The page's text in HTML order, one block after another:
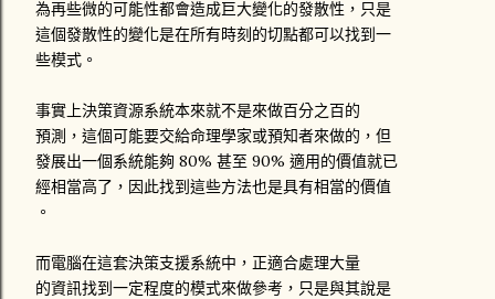
為再些微的可能性都會造成巨大變化的發散性，只是
這個發散性的變化是在所有時刻的切點都可以找到一
些模式。
事實上決策資源系統本來就不是來做百分之百的
預測，這個可能要交給命理學家或預知者來做的，但
發展出一個系統能夠 80% 甚至 90% 適用的價值就已
經相當高了，因此找到這些方法也是具有相當的價值
。
而電腦在這套決策支援系統中，正適合處理大量
的資訊找到一定程度的模式來做參考，只是與其說是